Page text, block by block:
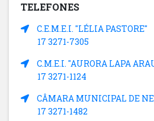
TELEFONES
C.E.M.E.I. "LÉLIA PASTORE"
17 3271-7305
C.M.E.I. "AURORA LAPA
17 3271-1124
CÂMARA MUNICIPAL DE
17 3271-1482